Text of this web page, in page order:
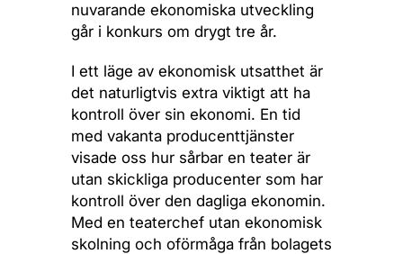
nuvarande ekonomiska utveckling
går i konkurs om drygt tre år.
I ett läge av ekonomisk utsatthet är
det naturligtvis extra viktigt att ha
kontroll över sin ekonomi. En tid
med vakanta producenttjänster
visade oss hur sårbar en teater är
utan skickliga producenter som har
kontroll över den dagliga ekonomin.
Med en teaterchef utan ekonomisk
skolning och oförmåga från bolagets